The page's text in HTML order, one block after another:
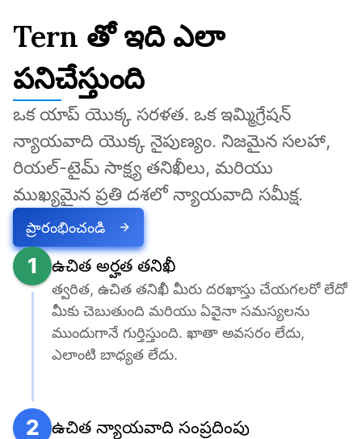
Tern తో ఇది ఎలా
పనిచేస్తుంది
ఒక యాప్ యొక్క సరళత. ఒక ఇమ్మిగ్రేషన్
న్యాయవాది యొక్క నైపుణ్యం. నిజమైన సలహా,
రియల్-టైమ్ సాక్ష్య తనిఖీలు, మరియు
ముఖ్యమైన ప్రతి దశలో న్యాయవాది సమీక్ష.
ప్రారంభించండి
1 ఉచిత అర్హత తనిఖీ
త్వరిత, ఉచిత తనిఖీ మీరు దరఖాస్తు చేయగలరో లేదో
మీకు చెబుతుంది మరియు ఏవైనా సమస్యలను
ముందుగానే గుర్తిస్తుంది. ఖాతా అవసరం లేదు,
ఎలాంటి బాధ్యత లేదు.
2 ఉచిత న్యాయవాది సంప్రదింపు